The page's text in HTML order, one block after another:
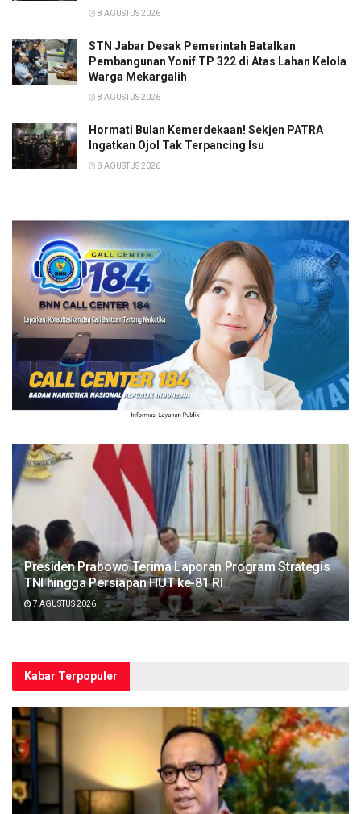
8 AGUSTUS 2026
STN Jabar Desak Pemerintah Batalkan
Pembangunan Yonif TP 322 di Atas Lahan Kelola
Warga Mekargalih
8 AGUSTUS 2026
Hormati Bulan Kemerdekaan! Sekjen PATRA
Ingatkan Ojol Tak Terpancing Isu
8 AGUSTUS 2026
Presiden Prabowo Terima Laporan Program Strategis
TNI hingga Persiapan HUT ke-81 RI
7 AGUSTUS 2026
Kabar Terpopuler